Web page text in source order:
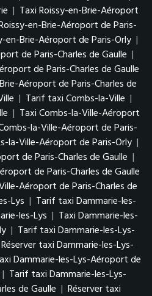
| Taxi Roissy-en-Brie-Aéroport
en-Brie-Aéroport de Paris-
en-Brie-Aéroport de Paris-Orly |
de Paris-Charles de Gaulle |
de Paris-Charles de Gaulle
Aéroport de Paris-Charles de
| Tarif taxi Combs-la-Ville |
| Taxi Combs-la-Ville-Aéroport
la-Ville-Aéroport de Paris-
la-Ville-Aéroport de Paris-Orly |
de Paris-Charles de Gaulle |
de Paris-Charles de Gaulle
Aéroport de Paris-Charles de
Lys | Tarif taxi Dammarie-les-
les-Lys | Taxi Dammarie-les-
| Tarif taxi Dammarie-les-Lys-
Réserver taxi Dammarie-les-Lys-
Dammarie-les-Lys-Aéroport de
| Tarif taxi Dammarie-les-Lys-
de Gaulle | Réserver taxi